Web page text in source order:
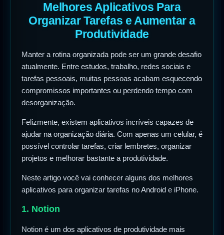
Melhores Aplicativos Para
Organizar Tarefas e Aumentar a
Produtividade
Manter a rotina organizada pode ser um grande desafio
atualmente. Entre estudos, trabalho, redes sociais e
tarefas pessoais, muitas pessoas acabam esquecendo
compromissos importantes ou perdendo tempo com
desorganização.
Felizmente, existem aplicativos incríveis capazes de
ajudar na organização diária. Com apenas um celular, é
possível controlar tarefas, criar lembretes, organizar
projetos e melhorar bastante a produtividade.
Neste artigo você vai conhecer alguns dos melhores
aplicativos para organizar tarefas no Android e iPhone.
1. Notion
Notion é um dos aplicativos de produtividade mais